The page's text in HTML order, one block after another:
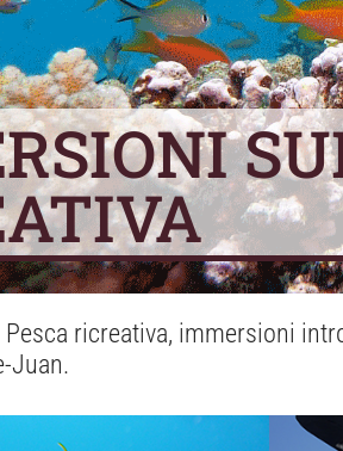
Pesca ricreativa, immersioni
Juan.